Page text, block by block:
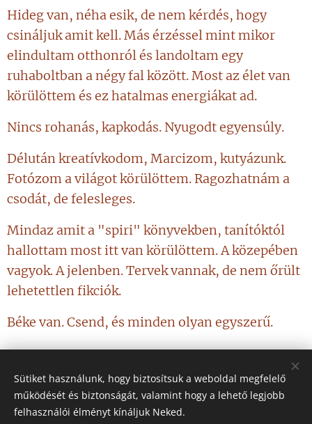
Hideg van, néha esik, de nem kérdés, hogy
csináljuk amit kell. Más érzéssel mint mikor
elindultam otthonról és landoltam egy
ruhaboltban a négy fal között. Most az élet van
körülöttem és ez hatalmas energiákat ad.
Nincs rohanás, kapkodás. Nyugodt egyensúly.
Délután kreatívkodom, Marcizom, kutyázunk.
Fotózom a világot körülöttem. Ragozhatnám a
csodát, de felesleges.
Mindaz amit a "spiri" könyvekben, tanítóktól
hallottam most itt van körülöttem. A közepében
vagyok. A jelenben. Tervek vannak, de nem őrült
lehetettlen fikciók.
Béke van. Csend, és minden olyan egyszerű.
Share
Sütiket használunk, hogy biztosítsuk a weboldal megfelelő
működését és biztonságát, valamint hogy a lehető legjobb
felhasználói élményt kínáljuk Neked.